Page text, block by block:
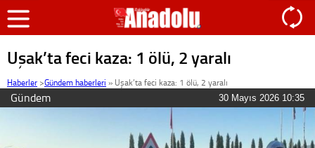
Uşak’ta feci kaza: 1 ölü, 2 yaralı
Haberler >Gündem haberleri » Uşak’ta feci kaza: 1 ölü, 2 yaralı
Gündem 30 Mayıs 2026 10:35